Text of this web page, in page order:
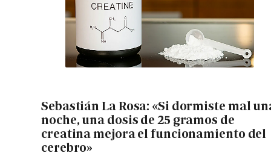
Sebastián La Rosa: «Si dormiste mal
noche, una dosis de 25 gramos de
creatina mejora el funcionamiento del
cerebro»